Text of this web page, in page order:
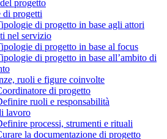
progetto
di progetti
di progetto in base agli attori
nel servizio
di progetto in base al focus
di progetto in base all’ambito di
ruoli e figure coinvolte
di progetto
ruoli e responsabilità
lavoro
processi, strumenti e rituali
la documentazione di progetto